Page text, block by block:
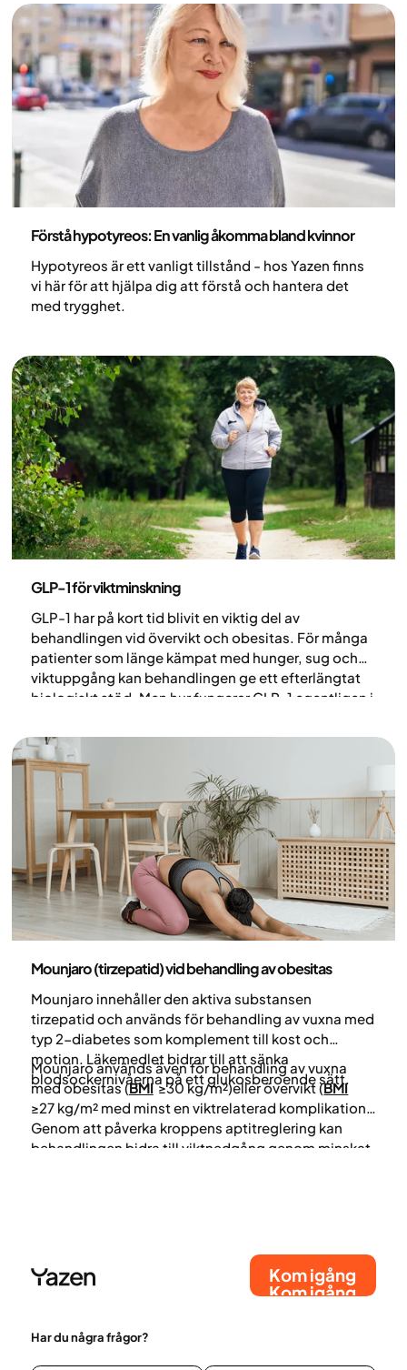
Förstå hypotyreos: En vanlig åkomma bland kvinnor
Hypotyreos är ett vanligt tillstånd - hos Yazen finns
vi här för att hjälpa dig att förstå och hantera det
med trygghet.
GLP-1 för viktminskning
GLP-1 har på kort tid blivit en viktig del av
behandlingen vid övervikt och obesitas. För många
patienter som länge kämpat med hunger, sug och
viktuppgång kan behandlingen ge ett efterlängtat
biologiskt stöd. Men hur fungerar GLP-1 egentligen i
viktminskning? I den här artikeln förklaras hur
behandlingen verkar och för vem den kan vara
aktuell.
Mounjaro (tirzepatid) vid behandling av obesitas
Mounjaro innehåller den aktiva substansen
tirzepatid och används för behandling av vuxna med
typ 2-diabetes som komplement till kost och
motion. Läkemedlet bidrar till att sänka
blodsockernivåerna på ett glukosberoende sätt.
Mounjaro används även för behandling av vuxna
med obesitas (BMI≥30 kg/m²)eller övervikt (BMI
≥27 kg/m² med minst en viktrelaterad komplikation).
Genom att påverka kroppens aptitreglering kan
behandlingen bidra till viktnedgång genom minskat
Kom igång
Kom igång
Har du några frågor?